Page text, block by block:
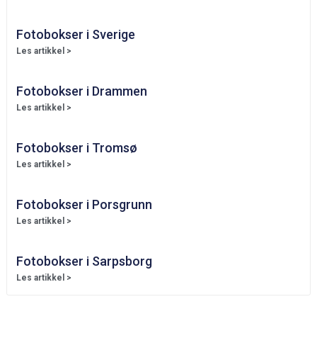
Fotobokser i Sverige
Les artikkel >
Fotobokser i Drammen
Les artikkel >
Fotobokser i Tromsø
Les artikkel >
Fotobokser i Porsgrunn
Les artikkel >
Fotobokser i Sarpsborg
Les artikkel >